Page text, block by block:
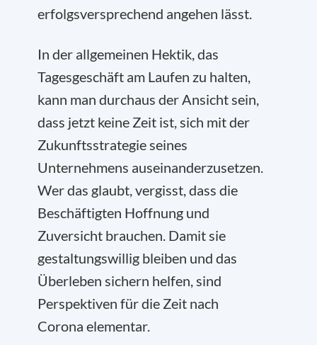
erfolgsversprechend angehen lässt.
In der allgemeinen Hektik, das
Tagesgeschäft am Laufen zu halten,
kann man durchaus der Ansicht sein,
dass jetzt keine Zeit ist, sich mit der
Zukunftsstrategie seines
Unternehmens auseinanderzusetzen.
Wer das glaubt, vergisst, dass die
Beschäftigten Hoffnung und
Zuversicht brauchen. Damit sie
gestaltungswillig bleiben und das
Überleben sichern helfen, sind
Perspektiven für die Zeit nach
Corona elementar.